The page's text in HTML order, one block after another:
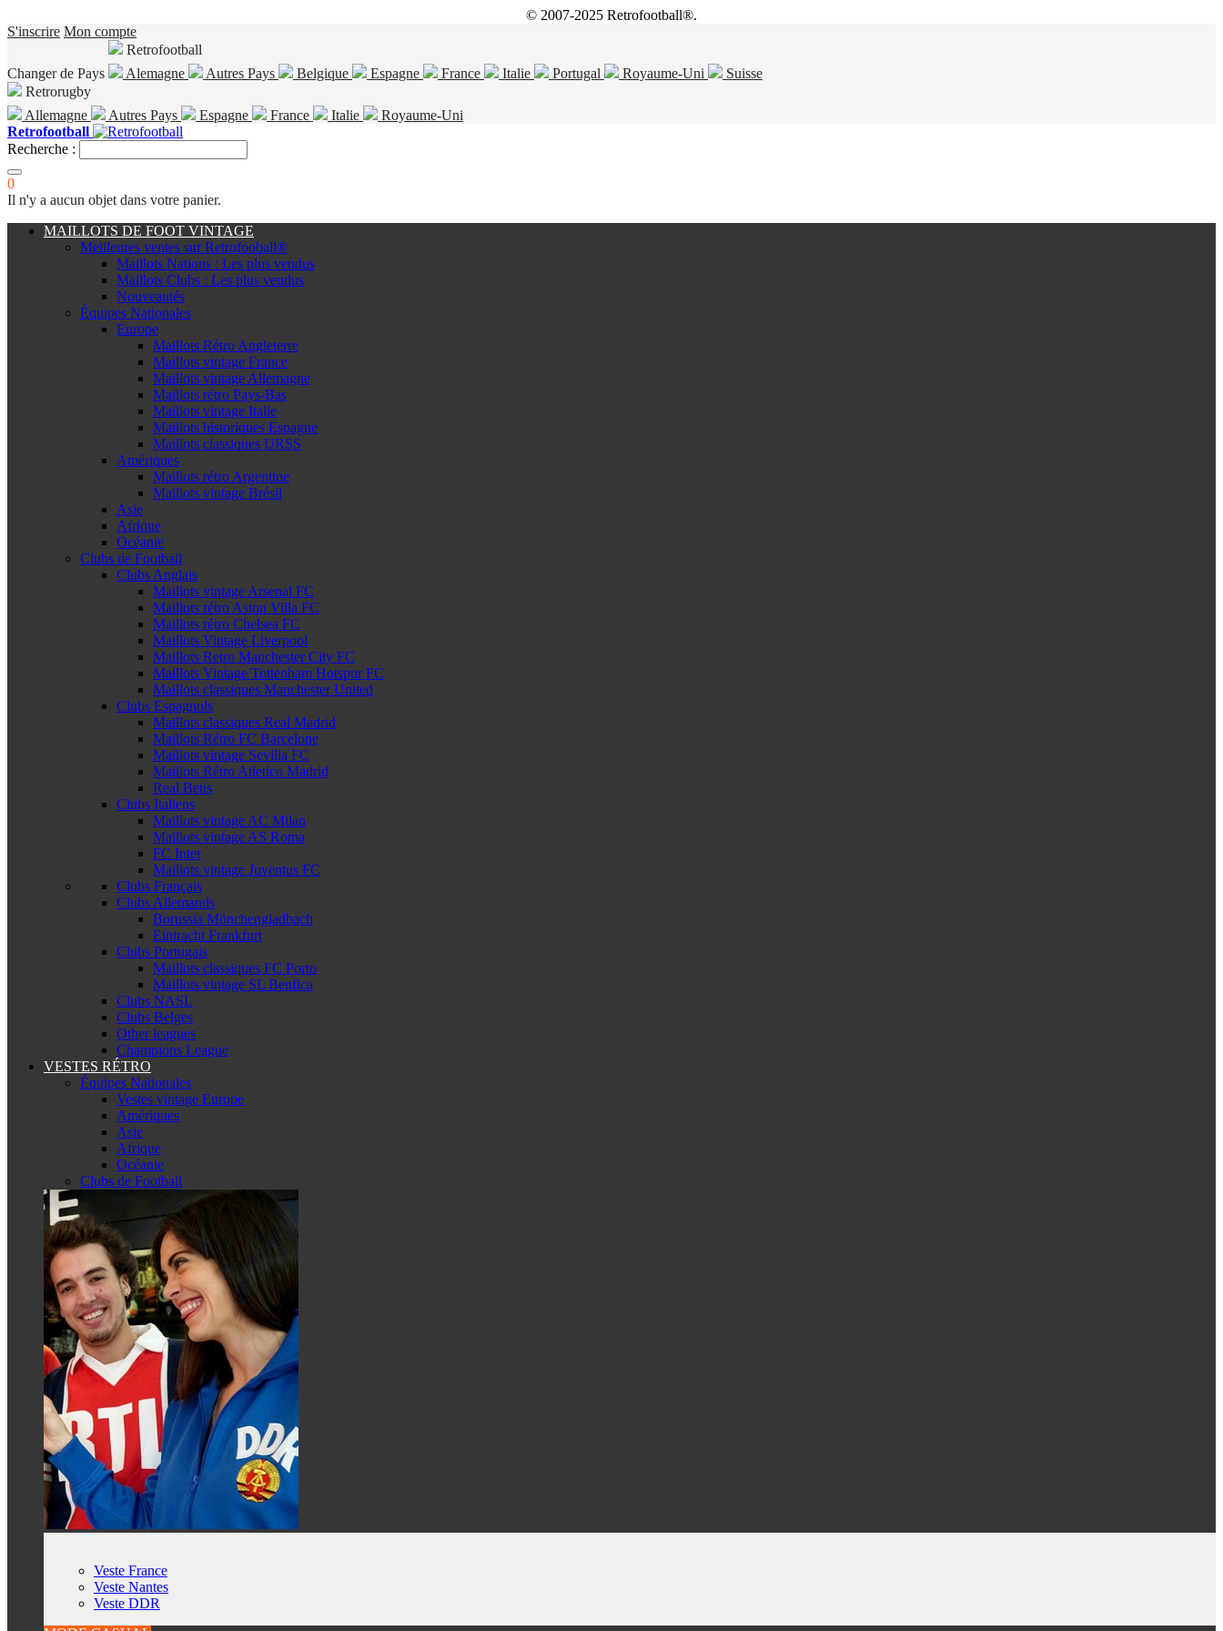
© 2007-2025 Retrofootball®.
S'inscrire Mon compte
Changer de Pays
Retrofootball
Alemagne
Autres Pays Belgique Espagne France Italie Portugal Royaume-Uni
Suisse
Retrorugby
Allemagne
Autres Pays Espagne France Italie
Royaume-Uni
Retrofootball
Recherche :
0
Il n'y a aucun objet dans votre panier.
MAILLOTS DE FOOT VINTAGE
Meilleures ventes sur Retrofooball®
Maillots Nations : Les plus vendus
Maillots Clubs : Les plus vendus
Nouveautés
Équipes Nationales
Europe
Maillots Rétro Angleterre
Maillots vintage France
Maillots vintage Allemagne
Maillots rétro Pays-Bas
Maillots vintage Italie
Maillots historiques Espagne
Maillots classiques URSS
Amériques
Maillots rétro Argentine
Maillots vintage Brésil
Asie
Afrique
Océanie
Clubs de Football
Clubs Anglais
Maillots vintage Arsenal FC
Maillots rétro Aston Villa FC
Maillots rétro Chelsea FC
Maillots Vintage Liverpool
Maillots Retro Manchester City FC
Maillots Vintage Tottenham Hotspur FC
Maillots classiques Manchester United
Clubs Espagnols
Maillots classiques Real Madrid
Maillots Rétro FC Barcelone
Maillots vintage Sevilla FC
Maillots Rétro Atletico Madrid
Real Betis
Clubs Italiens
Maillots vintage AC Milan
Maillots vintage AS Roma
FC Inter
Maillots vintage Juventus FC
Clubs Français
Clubs Allemands
Borussia Mönchengladbach
Eintracht Frankfurt
Clubs Portugais
Maillots classiques FC Porto
Maillots vintage SL Benfica
Clubs NASL
Clubs Belges
Other leagues
Champions League
VESTES RÉTRO
Équipes Nationales
Vestes vintage Europe
Amériques
Asie
Afrique
Océanie
Clubs de Football
Veste France
Veste Nantes
Veste DDR